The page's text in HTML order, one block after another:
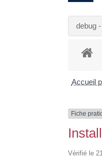
debug
Accueil
Fiche
Vérifié le